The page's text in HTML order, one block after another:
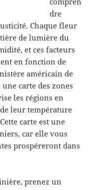
dre
Chaque fleur
de lumière du
et ces facteurs
en fonction de
américain de
carte des zones
les régions en
leur température
carte est une
car elle vous
prospéreront dans
prenez un